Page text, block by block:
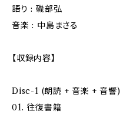
語り : 磯部弘
音楽 : 中島まさる
【収録内容】
Disc-1 (朗読 + 音楽 + 音響)
01. 往復書籍